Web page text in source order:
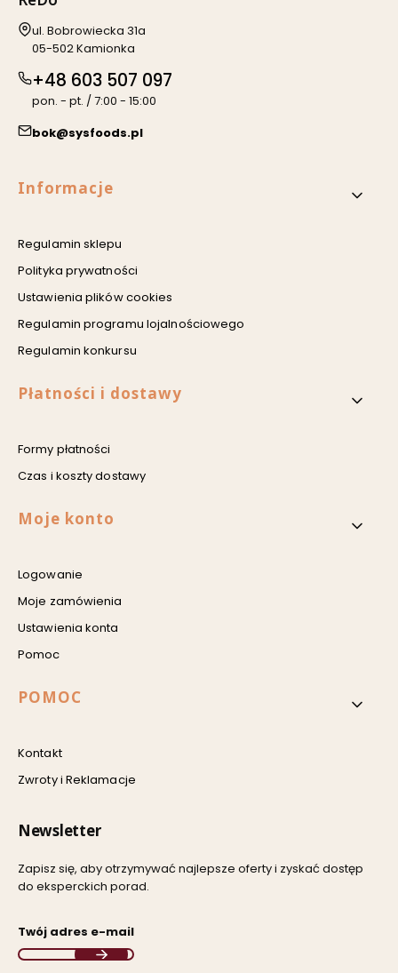
Adres:
ul. Bobrowiecka 31a
05-502 Kamionka
+48 603 507 097
pon. - pt. / 7:00 - 15:00
bok@sysfoods.pl
Linki w stopce
Informacje
Regulamin sklepu
Polityka prywatności
Ustawienia plików cookies
Regulamin programu lojalnościowego
Regulamin konkursu
Płatności i dostawy
Formy płatności
Czas i koszty dostawy
Moje konto
Logowanie
Moje zamówienia
Ustawienia konta
Pomoc
POMOC
Kontakt
Zwroty i Reklamacje
Newsletter
Zapisz się, aby otrzymywać najlepsze oferty i zyskać dostęp
do eksperckich porad.
Twój adres e-mail